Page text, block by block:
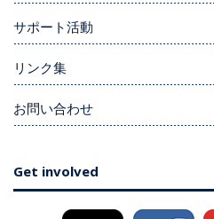
サポート活動
リンク集
お問い合わせ
Get involved